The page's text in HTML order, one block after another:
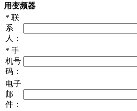
用变频器
* 联
系
人：
* 手
机号
码：
电子
邮
件：